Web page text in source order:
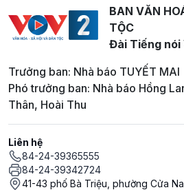
BAN VĂN
TỘC
Đài Tiếng nói
Trưởng ban: Nhà báo TUYẾT MAI
Phó trưởng ban: Nhà báo Hồng
Thân, Hoài Thu
Liên hệ
84-24-39365555
84-24-39342724
41-43 phố Bà Triệu, phường Cửa